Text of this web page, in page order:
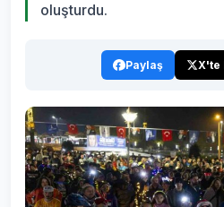
oluşturdu.
Paylaş X'te